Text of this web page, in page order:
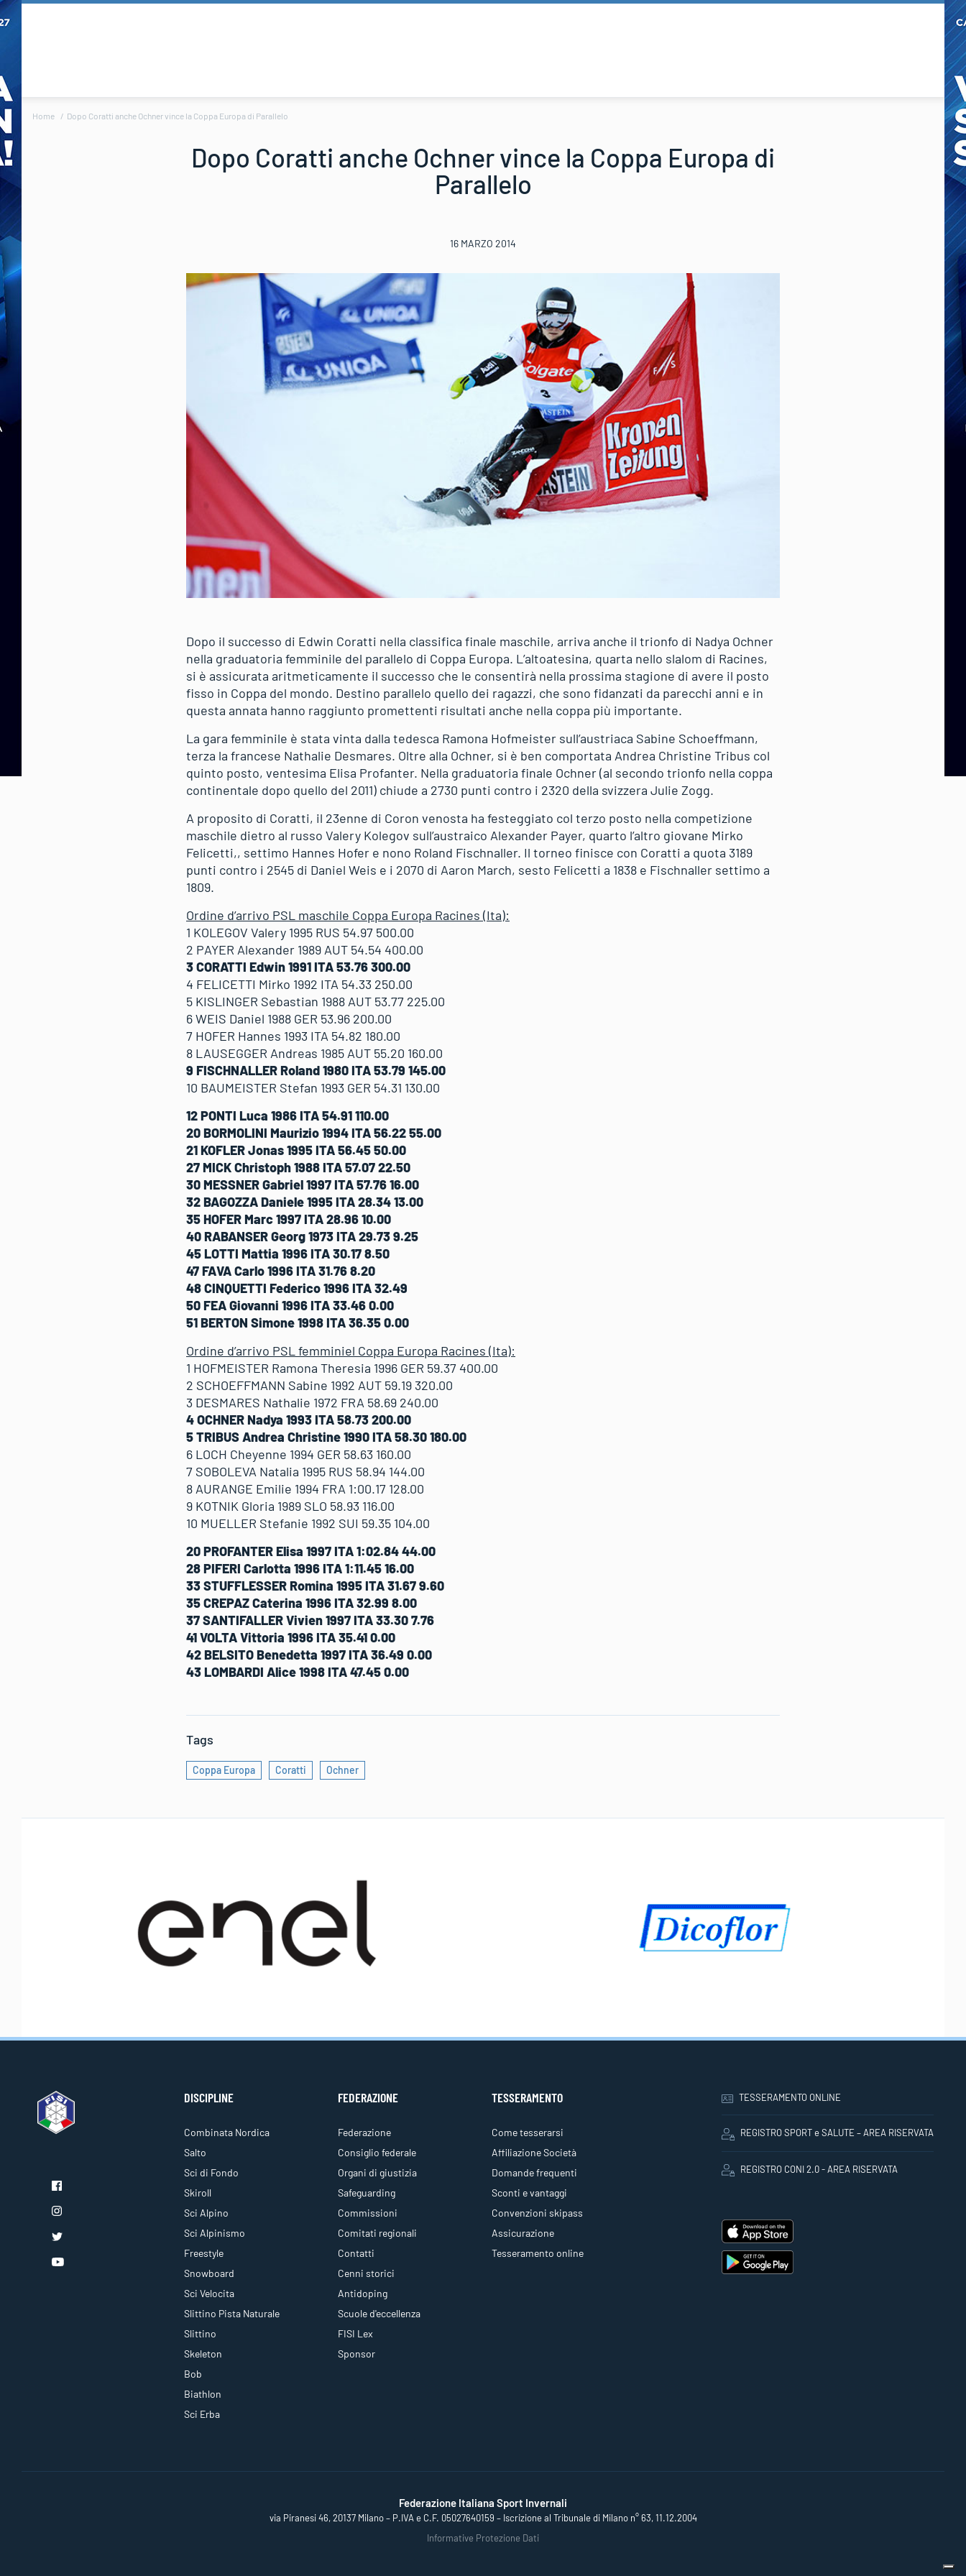
Home Dopo Coratti anche Ochner vince la Coppa Europa di Parallelo
Dopo Coratti anche Ochner vince la Coppa Europa di
Parallelo
16 MARZO 2014
Dopo il successo di Edwin Coratti nella classifica finale maschile, arriva anche il trionfo di Nadya Ochner
nella graduatoria femminile del parallelo di Coppa Europa. L’altoatesina, quarta nello slalom di Racines,
si è assicurata aritmeticamente il successo che le consentirà nella prossima stagione di avere il posto
fisso in Coppa del mondo. Destino parallelo quello dei ragazzi, che sono fidanzati da parecchi anni e in
questa annata hanno raggiunto promettenti risultati anche nella coppa più importante.
La gara femminile è stata vinta dalla tedesca Ramona Hofmeister sull’austriaca Sabine Schoeffmann,
terza la francese Nathalie Desmares. Oltre alla Ochner, si è ben comportata Andrea Christine Tribus col
quinto posto, ventesima Elisa Profanter. Nella graduatoria finale Ochner (al secondo trionfo nella coppa
continentale dopo quello del 2011) chiude a 2730 punti contro i 2320 della svizzera Julie Zogg.
A proposito di Coratti, il 23enne di Coron venosta ha festeggiato col terzo posto nella competizione
maschile dietro al russo Valery Kolegov sull’austraico Alexander Payer, quarto l’altro giovane Mirko
Felicetti,, settimo Hannes Hofer e nono Roland Fischnaller. Il torneo finisce con Coratti a quota 3189
punti contro i 2545 di Daniel Weis e i 2070 di Aaron March, sesto Felicetti a 1838 e Fischnaller settimo a
1809.
Ordine d’arrivo PSL maschile Coppa Europa Racines (Ita):
1 KOLEGOV Valery 1995 RUS 54.97 500.00
2 PAYER Alexander 1989 AUT 54.54 400.00
3 CORATTI Edwin 1991 ITA 53.76 300.00
4 FELICETTI Mirko 1992 ITA 54.33 250.00
5 KISLINGER Sebastian 1988 AUT 53.77 225.00
6 WEIS Daniel 1988 GER 53.96 200.00
7 HOFER Hannes 1993 ITA 54.82 180.00
8 LAUSEGGER Andreas 1985 AUT 55.20 160.00
9 FISCHNALLER Roland 1980 ITA 53.79 145.00
10 BAUMEISTER Stefan 1993 GER 54.31 130.00
12 PONTI Luca 1986 ITA 54.91 110.00
20 BORMOLINI Maurizio 1994 ITA 56.22 55.00
21 KOFLER Jonas 1995 ITA 56.45 50.00
27 MICK Christoph 1988 ITA 57.07 22.50
30 MESSNER Gabriel 1997 ITA 57.76 16.00
32 BAGOZZA Daniele 1995 ITA 28.34 13.00
35 HOFER Marc 1997 ITA 28.96 10.00
40 RABANSER Georg 1973 ITA 29.73 9.25
45 LOTTI Mattia 1996 ITA 30.17 8.50
47 FAVA Carlo 1996 ITA 31.76 8.20
48 CINQUETTI Federico 1996 ITA 32.49
50 FEA Giovanni 1996 ITA 33.46 0.00
51 BERTON Simone 1998 ITA 36.35 0.00
Ordine d’arrivo PSL femminiel Coppa Europa Racines (Ita):
1 HOFMEISTER Ramona Theresia 1996 GER 59.37 400.00
2 SCHOEFFMANN Sabine 1992 AUT 59.19 320.00
3 DESMARES Nathalie 1972 FRA 58.69 240.00
4 OCHNER Nadya 1993 ITA 58.73 200.00
5 TRIBUS Andrea Christine 1990 ITA 58.30 180.00
6 LOCH Cheyenne 1994 GER 58.63 160.00
7 SOBOLEVA Natalia 1995 RUS 58.94 144.00
8 AURANGE Emilie 1994 FRA 1:00.17 128.00
9 KOTNIK Gloria 1989 SLO 58.93 116.00
10 MUELLER Stefanie 1992 SUI 59.35 104.00
20 PROFANTER Elisa 1997 ITA 1:02.84 44.00
28 PIFERI Carlotta 1996 ITA 1:11.45 16.00
33 STUFFLESSER Romina 1995 ITA 31.67 9.60
35 CREPAZ Caterina 1996 ITA 32.99 8.00
37 SANTIFALLER Vivien 1997 ITA 33.30 7.76
41 VOLTA Vittoria 1996 ITA 35.41 0.00
42 BELSITO Benedetta 1997 ITA 36.49 0.00
43 LOMBARDI Alice 1998 ITA 47.45 0.00
Tags
Coppa Europa Coratti Ochner
DISCIPLINE
Combinata Nordica
Salto
Sci di Fondo
Skiroll
Sci Alpino
Sci Alpinismo
Freestyle
Snowboard
Sci Velocita
Slittino Pista Naturale
Slittino
Skeleton
Bob
Biathlon
Sci Erba
FEDERAZIONE
Federazione
Consiglio federale
Organi di giustizia
Safeguarding
Commissioni
Comitati regionali
Contatti
Cenni storici
Antidoping
Scuole d'eccellenza
FISI Lex
Sponsor
TESSERAMENTO
Come tesserarsi
Affiliazione Società
Domande frequenti
Sconti e vantaggi
Convenzioni skipass
Assicurazione
Tesseramento online
TESSERAMENTO ONLINE
REGISTRO SPORT e SALUTE – AREA RISERVATA
REGISTRO CONI 2.0 - AREA RISERVATA
Federazione Italiana Sport Invernali
via Piranesi 46, 20137 Milano – P.IVA e C.F. 05027640159 – Iscrizione al Tribunale di Milano n° 63, 11.12.2004
Informative Protezione Dati